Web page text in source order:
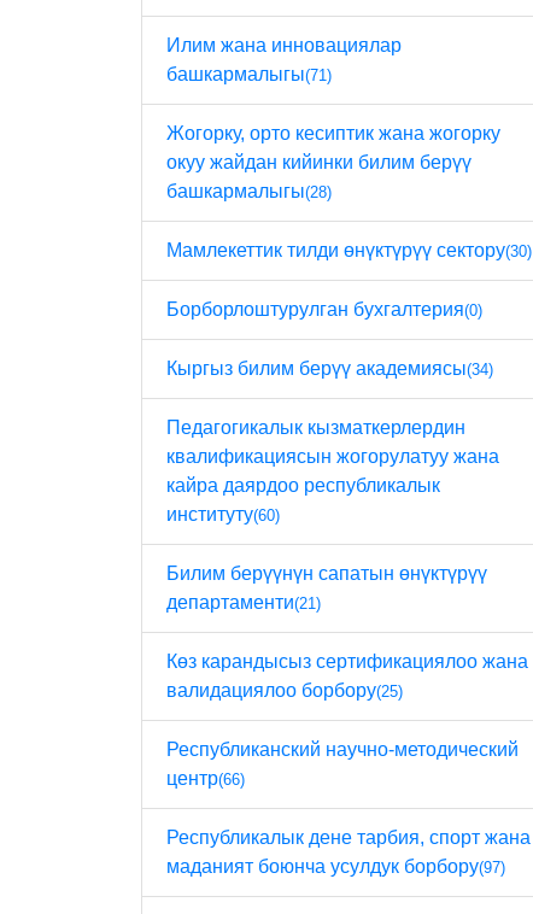
Илим жана инновациялар
башкармалыгы(71)
Жогорку, орто кесиптик жана жогорку
окуу жайдан кийинки билим берүү
башкармалыгы(28)
Мамлекеттик тилди өнүктүрүү сектору(30)
Борборлоштурулган бухгалтерия(0)
Кыргыз билим берүү академиясы(34)
Педагогикалык кызматкерлердин
квалификациясын жогорулатуу жана
кайра даярдоо республикалык
институту(60)
Билим берүүнүн сапатын өнүктүрүү
департаменти(21)
Көз карандысыз сертификациялоо жана
валидациялоо борбору(25)
Республиканский научно-методический
центр(66)
Республикалык дене тарбия, спорт жана
маданият боюнча усулдук борбору(97)